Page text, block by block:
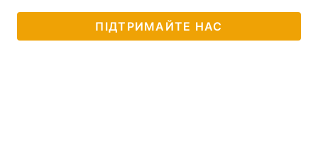
ПІДТРИМАЙТЕ НАС